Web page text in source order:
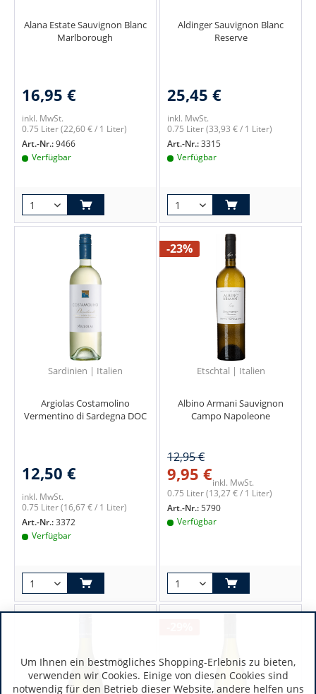
Alana Estate Sauvignon Blanc
Marlborough
16,95 €
inkl. MwSt.
0.75 Liter(22,60 € / 1 Liter)
Art.-Nr.:9466
Verfügbar
Aldinger Sauvignon Blanc
Reserve
25,45 €
inkl. MwSt.
0.75 Liter(33,93 € / 1 Liter)
Art.-Nr.:3315
Verfügbar
Sardinien | Italien
Argiolas Costamolino
Vermentino di Sardegna DOC
12,50 €
inkl. MwSt.
0.75 Liter(16,67 € / 1 Liter)
Art.-Nr.:3372
Verfügbar
-23%
Etschtal | Italien
Albino Armani Sauvignon
Campo Napoleone
12,95 €
9,95 €inkl. MwSt.
0.75 Liter(13,27 € / 1 Liter)
Art.-Nr.:5790
Verfügbar
Um Ihnen ein bestmögliches Shopping-Erlebnis zu bieten,
verwenden wir Cookies. Einige von diesen Cookies sind
notwendig für den Betrieb dieser Website, andere helfen uns